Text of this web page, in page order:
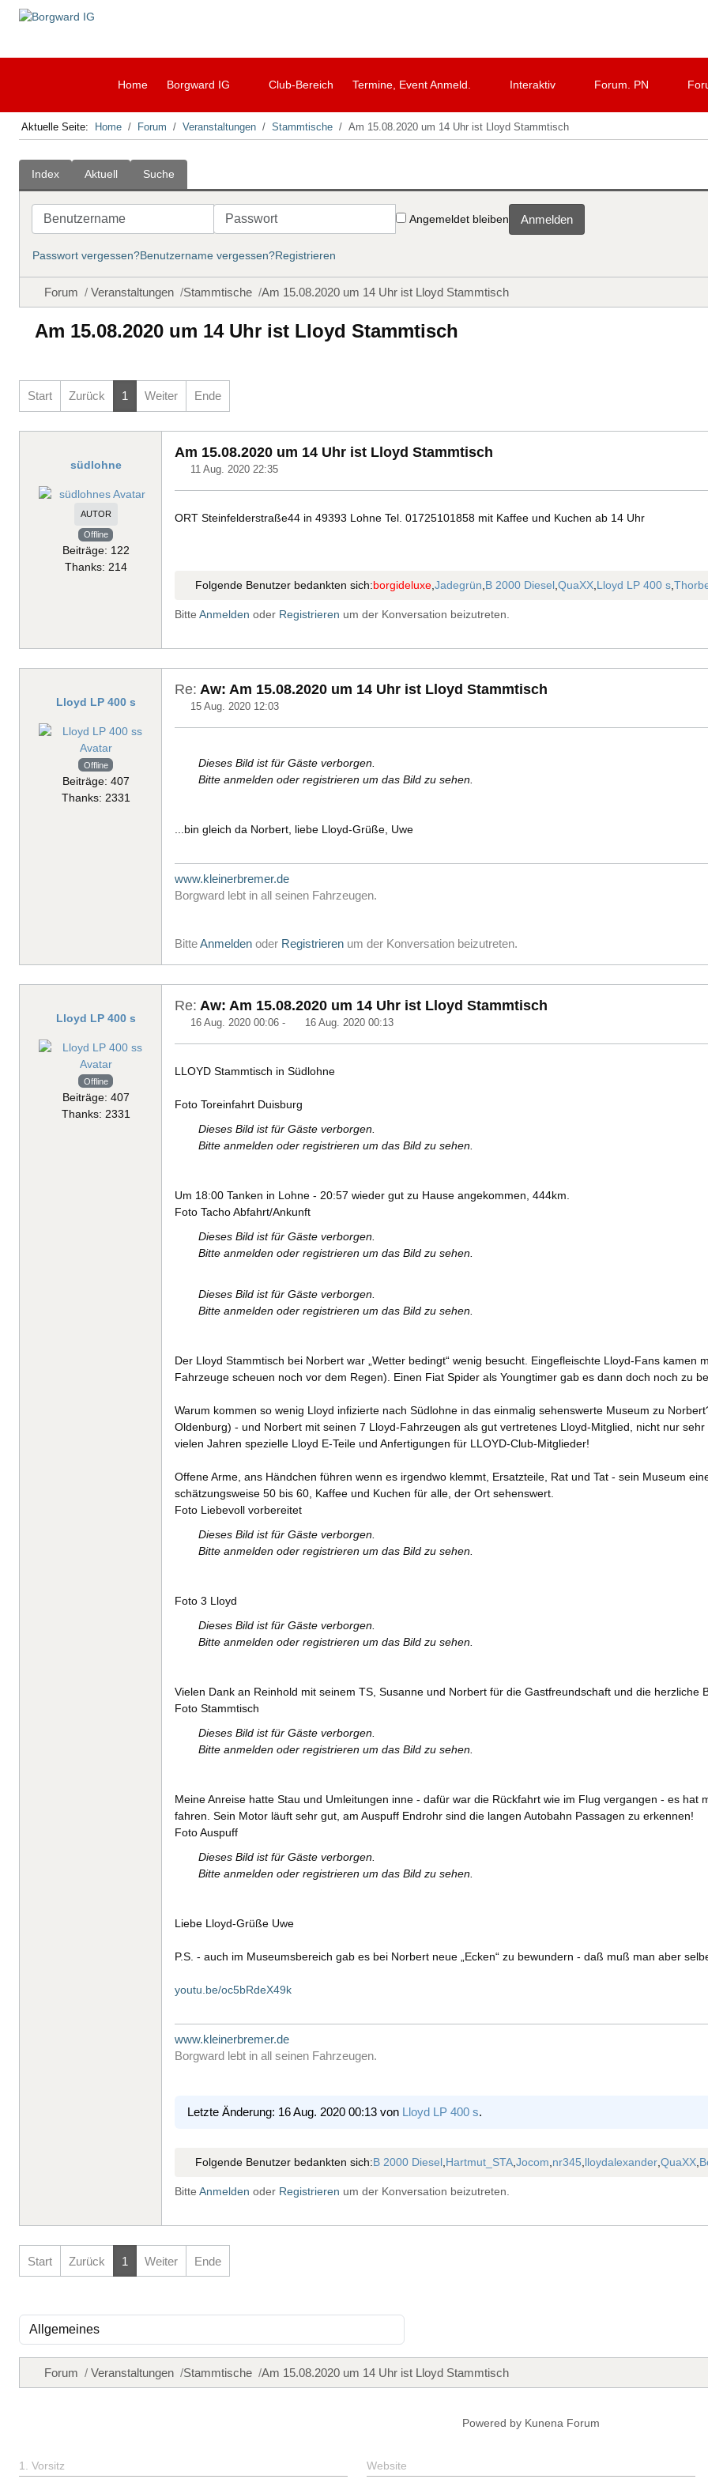
Home Borgward IG Club-Bereich Termine, Event Anmeld. Interaktiv Forum. PN
Aktuelle Seite: Home Forum Veranstaltungen Stammtische Am 15.08.2020 um 14 Uhr ist Lloyd Stammtisch
Index Aktuell Suche
Benutzername Passwort
Angemeldet bleiben Anmelden
Passwort vergessen?Benutzername vergessen?Registrieren
Forum Veranstaltungen Stammtische Am 15.08.2020 um 14 Uhr ist Lloyd Stammtisch
Am 15.08.2020 um 14 Uhr ist Lloyd Stammtisch
Start Zurück 1 Weiter Ende
südlohne
AUTOR
Offline
Beiträge: 122
Thanks: 214
Am 15.08.2020 um 14 Uhr ist Lloyd Stammtisch
11 Aug. 2020 22:35
ORT Steinfelderstraße44 in 49393 Lohne Tel. 01725101858 mit Kaffee und Kuchen ab 14 Uhr
Folgende Benutzer bedankten sich:borgideluxe, Jadegrün B 2000 Diesel, QuaXX, Lloyd LP 400 s,
Bitte Anmelden oder Registrieren um der Konversation beizutreten.
Lloyd LP 400 s
Offline
Beiträge: 407
Thanks: 2331
Re: Aw: Am 15.08.2020 um 14 Uhr ist Lloyd Stammtisch
15 Aug. 2020 12:03
Dieses Bild ist für Gäste verborgen.
Bitte anmelden oder registrieren um das Bild zu sehen.
...bin gleich da Norbert, liebe Lloyd-Grüße, Uwe
www.kleinerbremer.de
Borgward lebt in all seinen Fahrzeugen.
BitteAnmelden oder Registrieren um der Konversation beizutreten.
Lloyd LP 400 s
Offline
Beiträge: 407
Thanks: 2331
Re: Aw: Am 15.08.2020 um 14 Uhr ist Lloyd Stammtisch
16 Aug. 2020 00:06 - 16 Aug. 2020 00:13
LLOYD Stammtisch in Südlohne
Foto Toreinfahrt Duisburg
Dieses Bild ist für Gäste verborgen.
Bitte anmelden oder registrieren um das Bild zu sehen.
Um 18:00 Tanken in Lohne - 20:57 wieder gut zu Hause angekommen, 444km.
Foto Tacho Abfahrt/Ankunft
Dieses Bild ist für Gäste verborgen.
Bitte anmelden oder registrieren um das Bild zu sehen.
Dieses Bild ist für Gäste verborgen.
Bitte anmelden oder registrieren um das Bild zu sehen.
Der Lloyd Stammtisch bei Norbert war „Wetter bedingt“ wenig besucht. Eingefleischte Lloyd-Fans kamen
Fahrzeuge scheuen noch vor dem Regen). Einen Fiat Spider als Youngtimer gab es dann doch noch zu
Warum kommen so wenig Lloyd infizierte nach Südlohne in das einmalig sehenswerte Museum zu
Oldenburg) - und Norbert mit seinen 7 Lloyd-Fahrzeugen als gut vertretenes Lloyd-Mitglied, nicht nur
vielen Jahren spezielle Lloyd E-Teile und Anfertigungen für LLOYD-Club-Mitglieder!
Offene Arme, ans Händchen führen wenn es irgendwo klemmt, Ersatzteile, Rat und Tat - sein Museum
schätzungsweise 50 bis 60, Kaffee und Kuchen für alle, der Ort sehenswert.
Foto Liebevoll vorbereitet
Dieses Bild ist für Gäste verborgen.
Bitte anmelden oder registrieren um das Bild zu sehen.
Foto 3 Lloyd
Dieses Bild ist für Gäste verborgen.
Bitte anmelden oder registrieren um das Bild zu sehen.
Vielen Dank an Reinhold mit seinem TS, Susanne und Norbert für die Gastfreundschaft und die herzliche
Foto Stammtisch
Dieses Bild ist für Gäste verborgen.
Bitte anmelden oder registrieren um das Bild zu sehen.
Meine Anreise hatte Stau und Umleitungen inne - dafür war die Rückfahrt wie im Flug vergangen - es
fahren. Sein Motor läuft sehr gut, am Auspuff Endrohr sind die langen Autobahn Passagen zu erkennen!
Foto Auspuff
Dieses Bild ist für Gäste verborgen.
Bitte anmelden oder registrieren um das Bild zu sehen.
Liebe Lloyd-Grüße Uwe
P.S. - auch im Museumsbereich gab es bei Norbert neue „Ecken“ zu bewundern - daß muß man aber
youtu.be/oc5bRdeX49k
www.kleinerbremer.de
Borgward lebt in all seinen Fahrzeugen.
Letzte Änderung: 16 Aug. 2020 00:13 von Lloyd LP 400 s.
Folgende Benutzer bedankten sich:B 2000 Diesel, Hartmut_STA, Jocom nr345 lloydalexander, QuaXX,
Bitte Anmelden oder Registrieren um der Konversation beizutreten.
Start Zurück 1 Weiter Ende
Forum Veranstaltungen Stammtische Am 15.08.2020 um 14 Uhr ist Lloyd Stammtisch
Powered by Kunena Forum
1. Vorsitz Website